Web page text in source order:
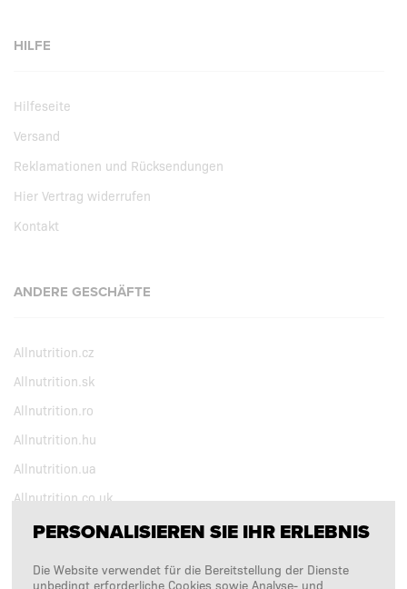
HILFE
Hilfeseite
Versand
Reklamationen und Rücksendungen
Hier Vertrag widerrufen
Kontakt
ANDERE GESCHÄFTE
Allnutrition.cz
Allnutrition.sk
Allnutrition.ro
Allnutrition.hu
Allnutrition.ua
Allnutrition.co.uk
BEOBACHTEN SIE UNS
PERSONALISIEREN SIE IHR ERLEBNIS
Die Website verwendet für die Bereitstellung der Dienste
unbedingt erforderliche Cookies sowie Analyse- und